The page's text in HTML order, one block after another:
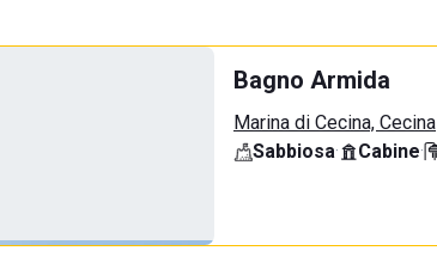
Bagno Armida
Marina di Cecina, Cecina
Sabbiosa· Cabine·